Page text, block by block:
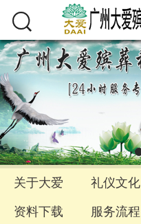

关于大爱 礼仪文化
资料下载 服务流程